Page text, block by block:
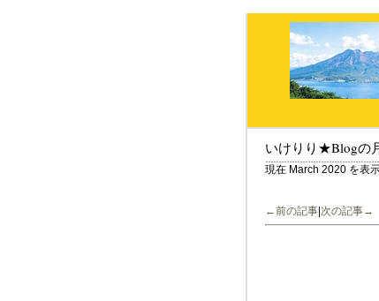
いけりり★Blogの
現在 March 2020 を表
←前の記事 次の記事→